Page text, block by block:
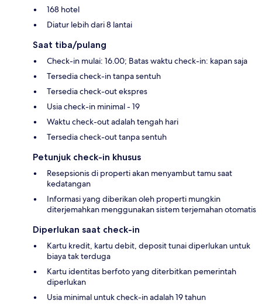
168 hotel
Diatur lebih dari 8 lantai
Saat tiba/pulang
Check-in mulai: 16.00; Batas waktu check-in: kapan saja
Tersedia check-in tanpa sentuh
Tersedia check-out ekspres
Usia check-in minimal - 19
Waktu check-out adalah tengah hari
Tersedia check-out tanpa sentuh
Petunjuk check-in khusus
Resepsionis di properti akan menyambut tamu saat
kedatangan
Informasi yang diberikan oleh properti mungkin
diterjemahkan menggunakan sistem terjemahan otomatis
Diperlukan saat check-in
Kartu kredit, kartu debit, deposit tunai diperlukan untuk
biaya tak terduga
Kartu identitas berfoto yang diterbitkan pemerintah
diperlukan
Usia minimal untuk check-in adalah 19 tahun